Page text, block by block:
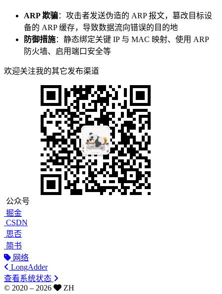
ARP 欺骗：攻击者发送伪造的 ARP 报文，篡改目标设
备的 ARP 缓存，导致数据流向错误的目的地
防御措施：静态绑定关键 IP 与 MAC 映射、使用 ARP
防火墙、启用端口安全等
欢迎关注我的其它发布渠道
公众号
掘金
CSDN
思否
简书
网络
LongAdder
查看系统状态
© 2020 – 2026
ZH